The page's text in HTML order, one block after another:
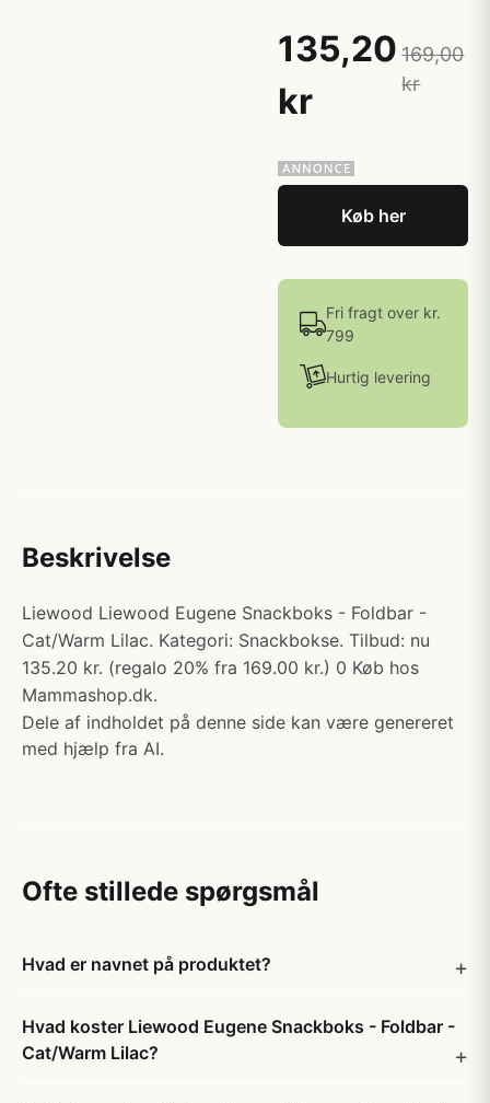
135,20
kr
169,00
kr
Køb her
Fri fragt over kr.
799
Hurtig levering
Beskrivelse
Liewood Liewood Eugene Snackboks - Foldbar -
Cat/Warm Lilac. Kategori: Snackbokse. Tilbud: nu
135.20 kr. (regalo 20% fra 169.00 kr.) 0 Køb hos
Mammashop.dk.
Dele af indholdet på denne side kan være genereret
med hjælp fra AI.
Ofte stillede spørgsmål
Hvad er navnet på produktet?
Hvad koster Liewood Eugene Snackboks - Foldbar -
Cat/Warm Lilac?